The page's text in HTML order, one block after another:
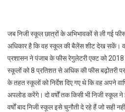
जब निजी स्कूल छात्रों के अभिभावकों से ली गई
अधिकार है कि वह स्कूल की बैलेंस शीट देख सकें।
प्रशासन ने पंजाब के फीस रेगुलेटरी एक्ट को
स्कूलों को 8 प्रतिशत से अधिक की फीस बढ़ोतरी
के तहत स्कूलों को निर्देश दिए गए थे कि वह अपने
अपलोड करेंगे। दो वर्षों तक किसी भी निजी स्कूल
वर्षों बाद निजी स्कूल इसे चुनौती दे रहे हैं जो सही